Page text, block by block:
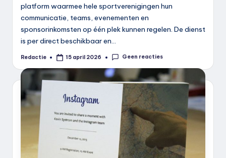
platform waarmee hele sportverenigingen hun
communicatie, teams, evenementen en
sponsorinkomsten op één plek kunnen regelen. De dienst
is per direct beschikbaar en…
Geplaatst
Redactie 15 april 2026 Geen reacties